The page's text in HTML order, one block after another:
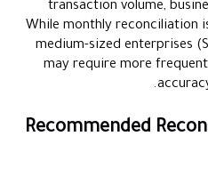
transaction volume,
While monthly reconciliation
medium-sized enterprises
may require more
Recommended